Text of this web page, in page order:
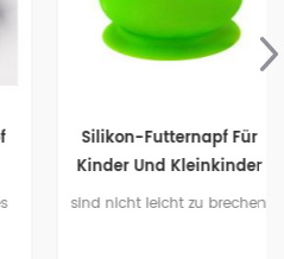
Silikon-Futternapf Für
Kinder Und Kleinkinder
sind nicht leicht zu brechen